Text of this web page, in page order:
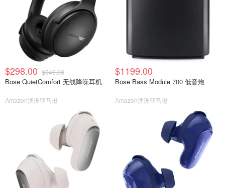
$298.00 $549.00
Bose QuietComfort 无线降噪耳机
Amazon澳洲亚马逊
$1199.00
Bose Bass Module 700 低音炮
Amazon澳洲亚马逊